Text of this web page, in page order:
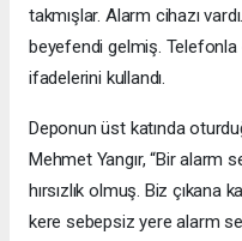
takmışlar. Alarm cihazı
beyefendi gelmiş. Telefonla
ifadelerini kullandı.
Deponun üst katında
Mehmet Yangır, “Bir alarm
hırsızlık olmuş. Biz çıkana
kere sebepsiz yere alarm